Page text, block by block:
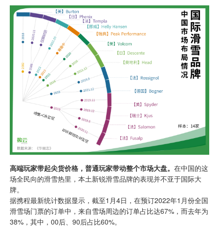
高端玩家带起尖货价格，普通玩家带动整个市场大盘。 在中国的这
场全民向的滑雪热里，本土新锐滑雪品牌的表现并不亚于国际大
牌。
据携程最新统计数据显示，截至1月4日，在预订2022年1月份全国
滑雪场门票的订单中，来自雪场周边的订单占比达67%，而去年为
38%，其中，00后、90后占比60%。